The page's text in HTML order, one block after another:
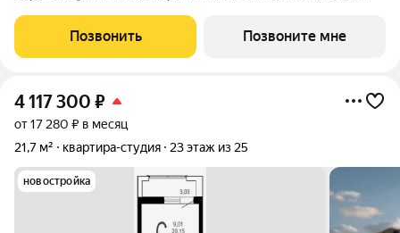
Современный жилой комплекс в тихом центре города. Рядом
цирк, парк им. Дурова, ТЦ,
Позвонить Позвоните мне
4 117 300 ₽
от 17 280 ₽ в месяц
21,7 м²
квартира-студия 23 этаж из 25
новостройка